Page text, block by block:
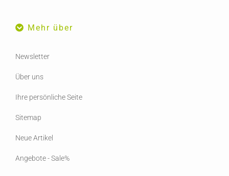
Mehr über
Newsletter
Über uns
Ihre persönliche Seite
Sitemap
Neue Artikel
Angebote - Sale%